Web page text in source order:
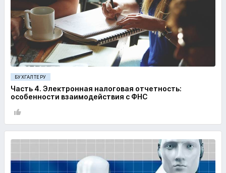
БУХГАЛТЕРУ
Часть 4. Электронная налоговая отчетность:
особенности взаимодействия с ФНС